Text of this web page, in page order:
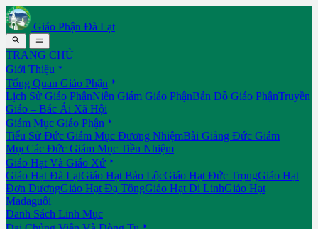
Giáo Phận Đà Lạt
 
TRANG CHỦ
Giới Thiệu 
Tổng Quan Giáo Phận 
Lịch Sử Giáo PhậnNiên Giám Giáo PhậnBản Đồ Giáo PhậnTruyền
Giáo – Bác Ái Xã Hội
Giám Mục Giáo Phận 
Tiểu Sử Đức Giám Mục Đương NhiệmBài Giảng Đức Giám
MụcCác Đức Giám Mục Tiền Nhiệm
Giáo Hạt Và Giáo Xứ 
Giáo Hạt Đà LạtGiáo Hạt Bảo LộcGiáo Hạt Đức TrọngGiáo Hạt
Đơn DươngGiáo Hạt Đạ TôngGiáo Hạt Di LinhGiáo Hạt
Madaguôi
Danh Sách Linh Mục
